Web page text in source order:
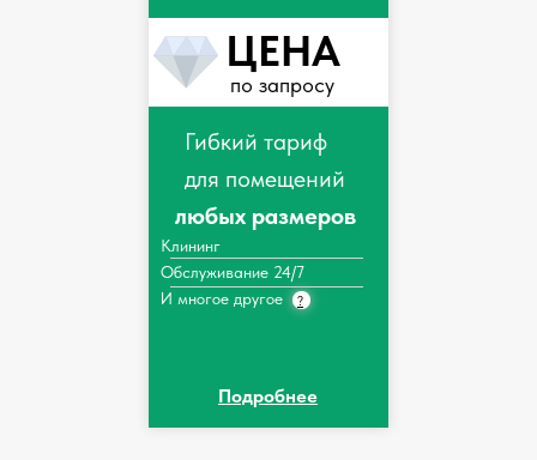
ЦЕНА
по запросу
Гибкий тариф
для помещений
любых размеров
Клининг
Обслуживание 24/7
И многое другое
Подробнее
?